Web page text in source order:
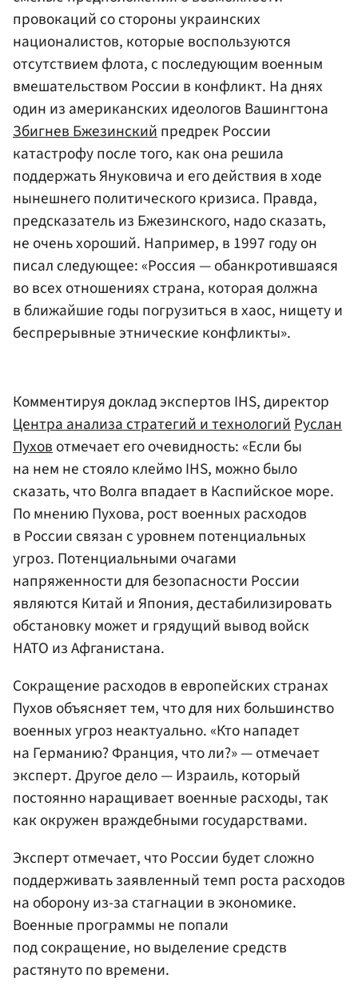
провокаций со стороны украинских
националистов, которые воспользуются
отсутствием флота, с последующим военным
вмешательством России в конфликт. На днях
один из американских идеологов Вашингтона
Збигнев Бжезинскийпредрек России
катастрофу после того, как она решила
поддержать Януковича и его действия в ходе
нынешнего политического кризиса. Правда,
предсказатель из Бжезинского, надо сказать,
не очень хороший. Например, в 1997 году он
писал следующее: «Россия — обанкротившаяся
во всех отношениях страна, которая должна
в ближайшие годы погрузиться в хаос, нищету и
беспрерывные этнические конфликты».
Комментируя доклад экспертов IHS, директор
Центра анализа стратегий и технологийРуслан
Пуховотмечает его очевидность: «Если бы
на нем не стояло клеймо IHS, можно было
сказать, что Волга впадает в Каспийское море.
По мнению Пухова, рост военных расходов
в России связан с уровнем потенциальных
угроз. Потенциальными очагами
напряженности для безопасности России
являются Китай и Япония, дестабилизировать
обстановку может и грядущий вывод войск
НАТО из Афганистана.
Сокращение расходов в европейских странах
Пухов объясняет тем, что для них большинство
военных угроз неактуально. «Кто нападет
на Германию? Франция, что ли?» — отмечает
эксперт. Другое дело — Израиль, который
постоянно наращивает военные расходы, так
как окружен враждебными государствами.
Эксперт отмечает, что России будет сложно
поддерживать заявленный темп роста расходов
на оборону из-за стагнации в экономике.
Военные программы не попали
под сокращение, но выделение средств
растянуто по времени.